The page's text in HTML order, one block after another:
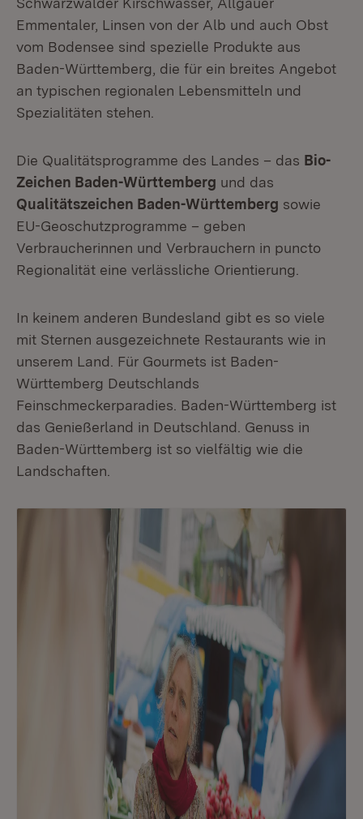
Emmentaler, Linsen von der Alb und auch Obst
vom Bodensee sind spezielle Produkte aus
Baden-Württemberg, die für ein breites Angebot
an typischen regionalen Lebensmitteln und
Spezialitäten stehen.
Die Qualitätsprogramme des Landes – das Bio-
Zeichen Baden-Württemberg und das
Qualitätszeichen Baden-Württemberg sowie
EU-Geoschutzprogramme – geben
Verbraucherinnen und Verbrauchern in puncto
Regionalität eine verlässliche Orientierung.
In keinem anderen Bundesland gibt es so viele
mit Sternen ausgezeichnete Restaurants wie in
unserem Land. Für Gourmets ist Baden-
Württemberg Deutschlands
Feinschmeckerparadies. Baden-Württemberg ist
das Genießerland in Deutschland. Genuss in
Baden-Württemberg ist so vielfältig wie die
Landschaften.